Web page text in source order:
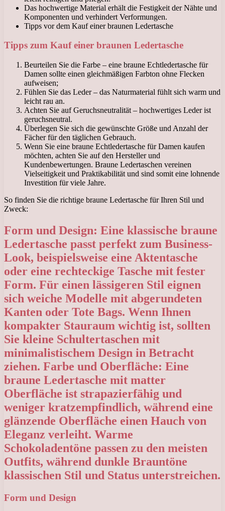
Das hochwertige Material erhält die Festigkeit der Nähte und
Komponenten und verhindert Verformungen.
Tipps vor dem Kauf einer braunen Ledertasche
Tipps zum Kauf einer braunen Ledertasche
Beurteilen Sie die Farbe – eine braune Echtledertasche für
Damen sollte einen gleichmäßigen Farbton ohne Flecken
aufweisen;
Fühlen Sie das Leder – das Naturmaterial fühlt sich warm und
leicht rau an.
Achten Sie auf Geruchsneutralität – hochwertiges Leder ist
geruchsneutral.
Überlegen Sie sich die gewünschte Größe und Anzahl der
Fächer für den täglichen Gebrauch.
Wenn Sie eine braune Echtledertasche für Damen kaufen
möchten, achten Sie auf den Hersteller und
Kundenbewertungen. Braune Ledertaschen vereinen
Vielseitigkeit und Praktikabilität und sind somit eine lohnende
Investition für viele Jahre.
So finden Sie die richtige braune Ledertasche für Ihren Stil und
Zweck:
Form und Design: Eine klassische braune
Ledertasche passt perfekt zum Business-
Look, beispielsweise eine Aktentasche
oder eine rechteckige Tasche mit fester
Form. Für einen lässigeren Stil eignen
sich weiche Modelle mit abgerundeten
Kanten oder Tote Bags. Wenn Ihnen
kompakter Stauraum wichtig ist, sollten
Sie kleine Schultertaschen mit
minimalistischem Design in Betracht
ziehen. Farbe und Oberfläche: Eine
braune Ledertasche mit matter
Oberfläche ist strapazierfähig und
weniger kratzempfindlich, während eine
glänzende Oberfläche einen Hauch von
Eleganz verleiht. Warme
Schokoladentöne passen zu den meisten
Outfits, während dunkle Brauntöne
klassischen Stil und Status unterstreichen.
Form und Design